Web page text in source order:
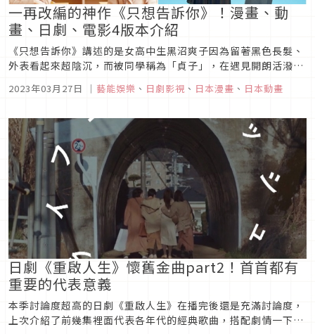
一再改編的神作《只想告訴你》！漫畫、動
畫、日劇、電影4版本介紹
《只想告訴你》講述的是女高中生黑沼爽子因為留著黑色長髮、
外表看起來超陰沉，而被同學稱為「貞子」，在遇見開朗活潑的
有愛情、友情，更有不少溫暖感人的劇情，因此也被改編為各種
2023年03月27日 ｜ 藝能娛樂 、 日劇影視 、 日本漫畫 、 日本動畫
日劇《重啟人生》懷舊金曲part2！首首都有
重要的代表意義
本季討論度超高的日劇《重啟人生》在播完後還是充滿討論度，
上次介紹了前幾集裡面代表各年代的經典歌曲，搭配劇情一下，